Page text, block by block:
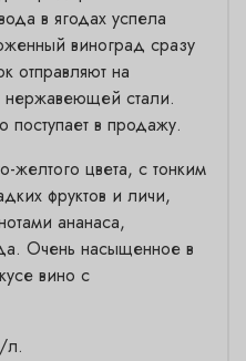
в ягодах успела
виноград сразу
отправляют на
нержавеющей стали.
в продажу.
желтого цвета, с тонким
фруктов и личи,
ананаса,
Очень насыщенное в
вино с
л.